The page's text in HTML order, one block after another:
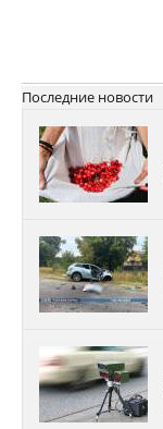
Последние новости